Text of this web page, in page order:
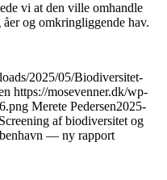
vi at den ville omhandle
og omkringliggende hav.
2025/05/Biodiversitet-
https://mosevenner.dk/wp-
Merete Pedersen2025-
Screening af biodiversitet og
— ny rapport